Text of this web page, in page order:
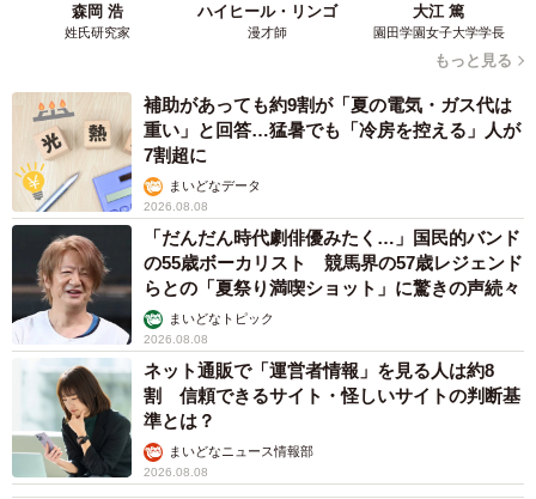
森岡 浩
姓氏研究家
ハイヒール・リンゴ
漫才師
大江 篤
園田学園女子大学学長
もっと見る
補助があっても約9割が「夏の電気・ガス代は
重い」と回答…猛暑でも「冷房を控える」人が
7割超に
まいどなデータ
2026.08.08
「だんだん時代劇俳優みたく…」国民的バンド
の55歳ボーカリスト 競馬界の57歳レジェンド
らとの「夏祭り満喫ショット」に驚きの声続々
まいどなトピック
2026.08.08
ネット通販で「運営者情報」を見る人は約8
割 信頼できるサイト・怪しいサイトの判断基
準とは？
まいどなニュース情報部
2026.08.08